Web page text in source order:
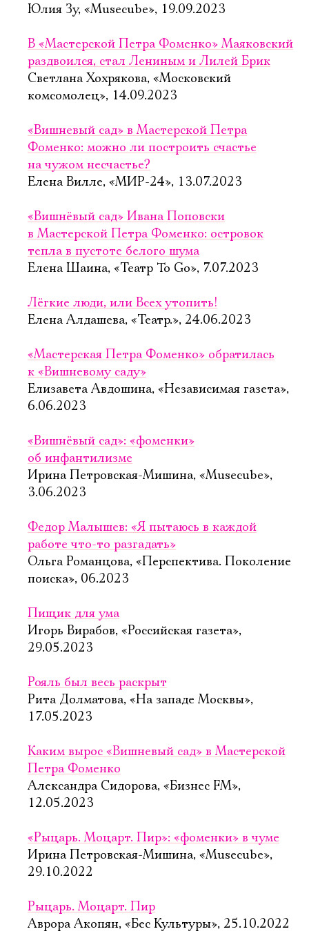
Юлия Зу, «Musecube», 19.09.2023
В «Мастерской Петра Фоменко» Маяковский
раздвоился, стал Лениным и Лилей Брик
Светлана Хохрякова, «Московский
комсомолец», 14.09.2023
«Вишневый сад» в Мастерской Петра
Фоменко: можно ли построить счастье
на чужом несчастье?
Елена Вилле, «МИР-24», 13.07.2023
«Вишнёвый сад» Ивана Поповски
в Мастерской Петра Фоменко: островок
тепла в пустоте белого шума
Елена Шаина, «Театр To Go», 7.07.2023
Лёгкие люди, или Всех утопить!
Елена Алдашева, «Театр.», 24.06.2023
«Мастерская Петра Фоменко» обратилась
к «Вишневому саду»
Елизавета Авдошина, «Независимая газета»,
6.06.2023
«Вишнёвый сад»: «фоменки»
об инфантилизме
Ирина Петровская-Мишина, «Musecube»,
3.06.2023
Федор Малышев: «Я пытаюсь в каждой
работе что-то разгадать»
Ольга Романцова, «Перспектива. Поколение
поиска», 06.2023
Пищик для ума
Игорь Вирабов, «Российская газета»,
29.05.2023
Рояль был весь раскрыт
Рита Долматова, «На западе Москвы»,
17.05.2023
Каким вырос «Вишневый сад» в Мастерской
Петра Фоменко
Александра Сидорова, «Бизнес FM»,
12.05.2023
«Рыцарь. Моцарт. Пир»: «фоменки» в чуме
Ирина Петровская-Мишина, «Musecube»,
29.10.2022
Рыцарь. Моцарт. Пир
Аврора Акопян, «Бес Культуры», 25.10.2022